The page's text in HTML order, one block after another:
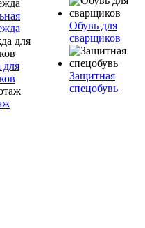
Обувь для
сварщиков
Защитная
спецобувь